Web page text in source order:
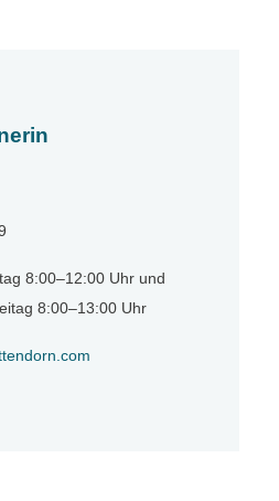
8:00–12:00 Uhr und
8:00–13:00 Uhr